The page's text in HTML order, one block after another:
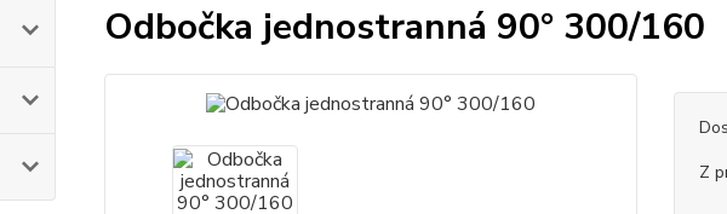
Odbočka jednostranná 90° 300/160
Z